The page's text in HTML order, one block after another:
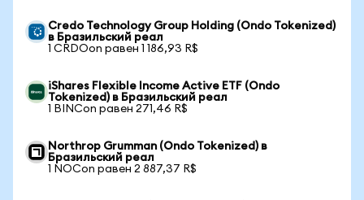
Credo Technology Group Holding (Ondo Tokenized)
в Бразильский реал
1 CRDOon равен 1 186,93 R$
iShares Flexible Income Active ETF (Ondo
Tokenized) в Бразильский реал
1 BINCon равен 271,46 R$
Northrop Grumman (Ondo Tokenized) в
Бразильский реал
1 NOCon равен 2 887,37 R$